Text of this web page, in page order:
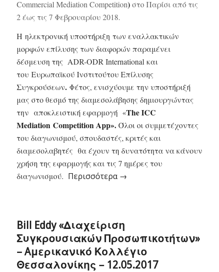
Commercial Mediation Competition)στο Παρίσι από τις
2 έως τις 7 Φεβρουαρίου 2018.
Η ηλεκτρονική υποστήριξη των εναλλακτικών
μορφών επίλυσης των διαφορών παραμένει
δέσμευση της ADR-ODR International και
του Ευρωπαϊκού Ινστιτούτου Επίλυσης
Συγκρούσεων. Φέτος, ενισχύουμε την υποστήριξή
μας στο θεσμό της διαμεσολάβησης δημιουργώντας
την αποκλειστική εφαρμογή «The ICC
Mediation Competition App».Όλοι οι συμμετέχοντες
του διαγωνισμού, σπουδαστές, κριτές και
διαμεσολαβητές θα έχουν τη δυνατότητα να κάνουν
χρήση της εφαρμογής και τις 7 ημέρες του
διαγωνισμού. Περισσότερα→
Bill Eddy «Διαχείριση
Συγκρουσιακών Προσωπικοτήτων»
– Aμερικανικό Κολλέγιο
Θεσσαλονίκης – 12.05.2017